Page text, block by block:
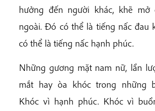
hưởng đến người khác, khẽ mở
ngoài. Đó có thể là tiếng nấc đau
có thể là tiếng nấc hạnh phúc.
Những gương mặt nam nữ, lần
mắt hay òa khóc trong những
Khóc vì hạnh phúc. Khóc vì